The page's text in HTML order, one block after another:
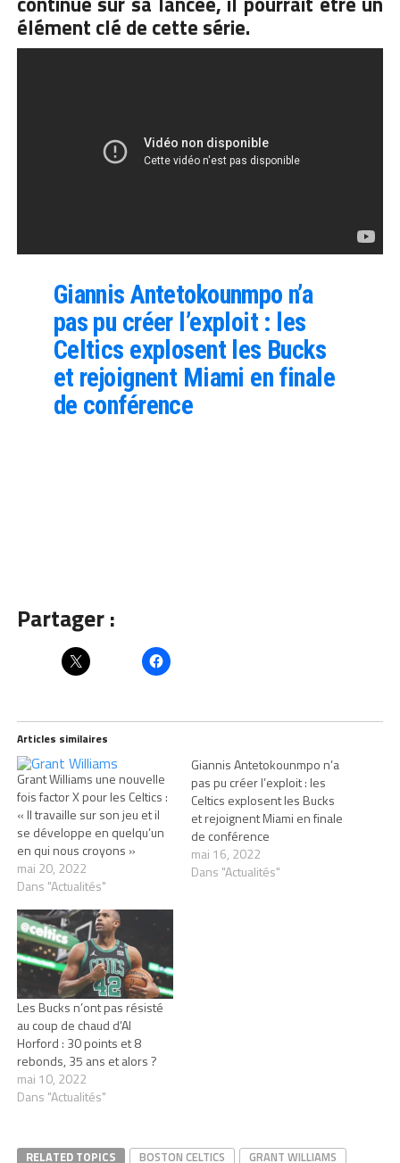
élément clé de cette série.
Giannis Antetokounmpo n’a
pas pu créer l’exploit : les
Celtics explosent les Bucks
et rejoignent Miami en finale
de conférence
Partager :
Articles similaires
Grant Williams une nouvelle
fois factor X pour les Celtics :
« Il travaille sur son jeu et il
se développe en quelqu’un
en qui nous croyons »
mai 20, 2022
Dans "Actualités"
Giannis Antetokounmpo n’a
pas pu créer l’exploit : les
Celtics explosent les Bucks
et rejoignent Miami en finale
de conférence
mai 16, 2022
Dans "Actualités"
Les Bucks n’ont pas résisté
au coup de chaud d’Al
Horford : 30 points et 8
rebonds, 35 ans et alors ?
mai 10, 2022
Dans "Actualités"
RELATED TOPICS BOSTON CELTICS GRANT WILLIAMS